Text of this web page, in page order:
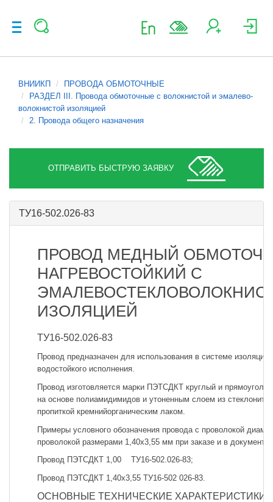
ВНИИКП
ПРОВОДА ОБМОТОЧНЫЕ
РАЗДЕЛ III. Провода обмоточные с волокнистой и эмалево-
волокнистой изоляцией
2. Провода общего назначения
ОТПРАВИТЬ БЫСТРУЮ ЗАЯВКУ
ТУ16-502.026-83
ПРОВОД МЕДНЫЙ
НАГРЕВОСТОЙКИЙ С
ИЗОЛЯЦИЕЙ
ТУ16-502.026-83
Провод предназначен для использования в системе изоляции
водостойкого исполнения.
Провод изготовляется марки ПЭТСДКТ круглый и
на основе полиамидимидов и утоненным слоем из
пропиткой кремнийорганическим лаком.
Примеры условного обозначения провода с проволокой
проволокой размерами 1,40x3,55 мм при заказе и в
Провод ПЭТСДКТ 1,00 ТУ16-502.026-83;
Провод ПЭТСДКТ 1,40x3,55 ТУ16-502 026-83.
ОСНОВНЫЕ ТЕХНИЧЕСКИЕ ХАРАКТЕРИСТИКИ